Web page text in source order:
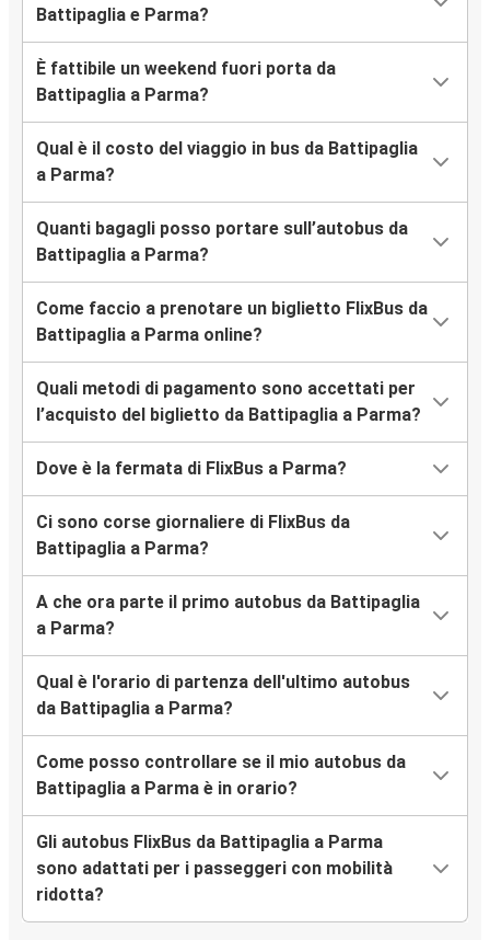
Battipaglia e Parma?
È fattibile un weekend fuori porta da
Battipaglia a Parma?
Qual è il costo del viaggio in bus da Battipaglia
a Parma?
Quanti bagagli posso portare sull’autobus da
Battipaglia a Parma?
Come faccio a prenotare un biglietto FlixBus da
Battipaglia a Parma online?
Quali metodi di pagamento sono accettati per
l’acquisto del biglietto da Battipaglia a Parma?
Dove è la fermata di FlixBus a Parma?
Ci sono corse giornaliere di FlixBus da
Battipaglia a Parma?
A che ora parte il primo autobus da Battipaglia
a Parma?
Qual è l'orario di partenza dell'ultimo autobus
da Battipaglia a Parma?
Come posso controllare se il mio autobus da
Battipaglia a Parma è in orario?
Gli autobus FlixBus da Battipaglia a Parma
sono adattati per i passeggeri con mobilità
ridotta?